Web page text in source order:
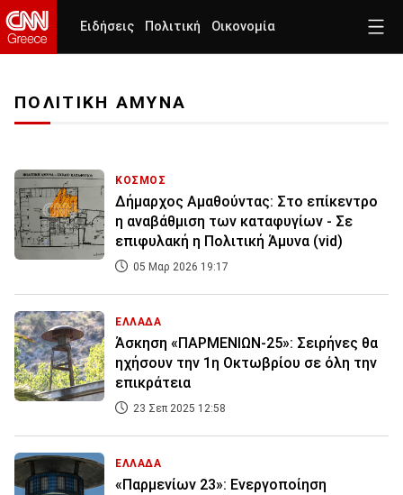
Ειδήσεις Πολιτική Οικονομία
ΠΟΛΙΤΙΚΗ ΑΜΥΝΑ
ΚΟΣΜΟΣ
Δήμαρχος Αμαθούντας: Στο επίκεντρο
η αναβάθμιση των καταφυγίων - Σε
επιφυλακή η Πολιτική Άμυνα (vid)
05 Μαρ 2026 19:17
ΕΛΛΑΔΑ
Άσκηση «ΠΑΡΜΕΝΙΩΝ-25»: Σειρήνες θα
ηχήσουν την 1η Οκτωβρίου σε όλη την
επικράτεια
23 Σεπ 2025 12:58
ΕΛΛΑΔΑ
«Παρμενίων 23»: Ενεργοποίηση